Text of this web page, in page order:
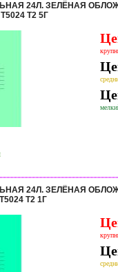
24Л. ЗЕЛЁНАЯ
Т2 5Г
24Л. ЗЕЛЁНАЯ
Т2 1Г